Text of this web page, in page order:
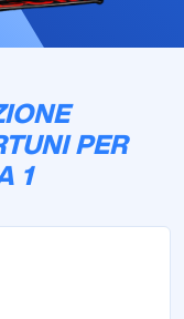
PER
1